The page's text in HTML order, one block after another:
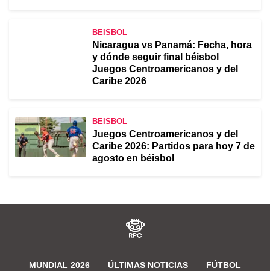
BEISBOL
Nicaragua vs Panamá: Fecha, hora
y dónde seguir final béisbol
Juegos Centroamericanos y del
Caribe 2026
BEISBOL
Juegos Centroamericanos y del
Caribe 2026: Partidos para hoy 7 de
agosto en béisbol
MUNDIAL 2026 ÚLTIMAS NOTICIAS FÚTBOL